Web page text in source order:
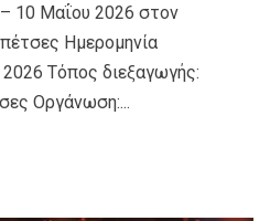
10 Μαΐου 2026 στον
Ημερομηνία
Τόπος διεξαγωγής:
Οργάνωση:...